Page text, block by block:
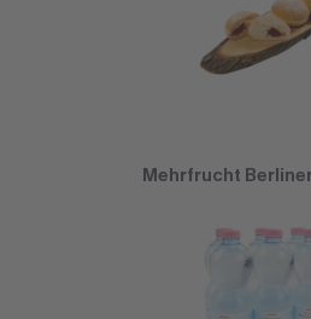
Mehrfrucht